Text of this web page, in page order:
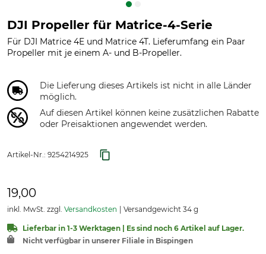
DJI Propeller für Matrice-4-Serie
Für DJI Matrice 4E und Matrice 4T. Lieferumfang ein Paar
Propeller mit je einem A- und B-Propeller.
Die Lieferung dieses Artikels ist nicht in alle Länder
möglich.
Auf diesen Artikel können keine zusätzlichen Rabatte
oder Preisaktionen angewendet werden.
Artikel-Nr.: 9254214925
19,00
inkl. MwSt. zzgl. Versandkosten Versandgewicht 34 g
Lieferbar in 1-3 Werktagen | Es sind noch 6 Artikel auf Lager.
Nicht verfügbar in unserer Filiale in Bispingen